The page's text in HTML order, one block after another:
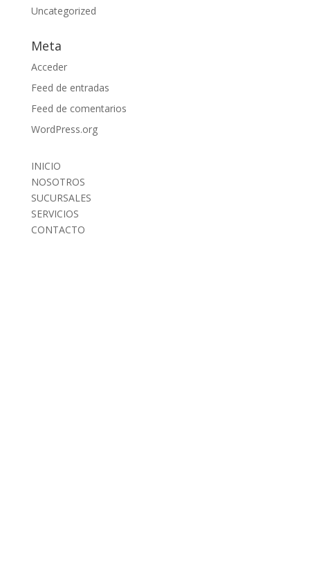
Uncategorized
Meta
Acceder
Feed de entradas
Feed de comentarios
WordPress.org
INICIO
NOSOTROS
SUCURSALES
SERVICIOS
CONTACTO